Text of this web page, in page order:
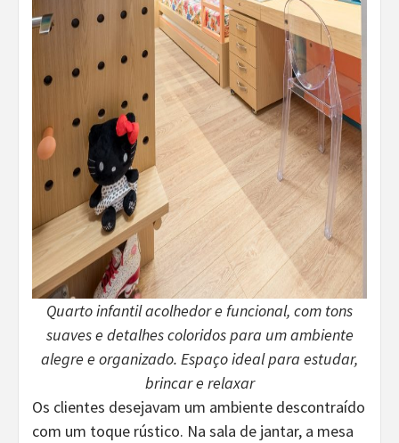
Quarto infantil acolhedor e funcional, com tons
suaves e detalhes coloridos para um ambiente
alegre e organizado. Espaço ideal para estudar,
brincar e relaxar
Os clientes desejavam um ambiente descontraído
com um toque rústico. Na sala de jantar, a mesa